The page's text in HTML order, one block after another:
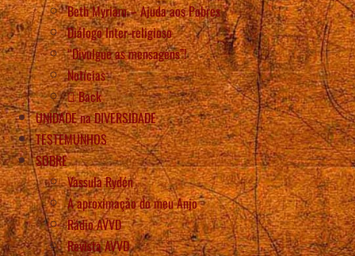
Beth Myriam – Ajuda aos Pobres
Diálogo Inter-religioso
“Divulgue as mensagens”!
Notícias
Back
UNIDADE na DIVERSIDADE
TESTEMUNHOS
SOBRE
Vassula Rydén
A aproximação do meu Anjo
Rádio AVVD
Revista AVVD